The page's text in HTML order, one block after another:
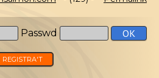
Passwd
REGISTRA'T